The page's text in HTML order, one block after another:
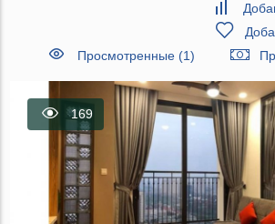
Просмотренные (1)
169